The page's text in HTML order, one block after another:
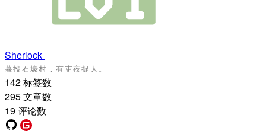
Sherlock
142标签数
295文章数
19评论数